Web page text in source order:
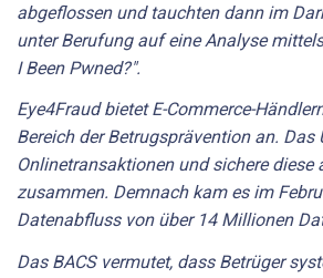
abgeflossen und tauchten dann im
unter Berufung auf eine Analyse
I Been Pwned?".
Eye4Fraudbietet E-Commerce-
Bereich der Betrugsprävention an. Das
Onlinetransaktionen und sichere diese
zusammen. Demnach kam es im
Datenabfluss von über 14 Millionen
Das BACS vermutet, dass Betrüger